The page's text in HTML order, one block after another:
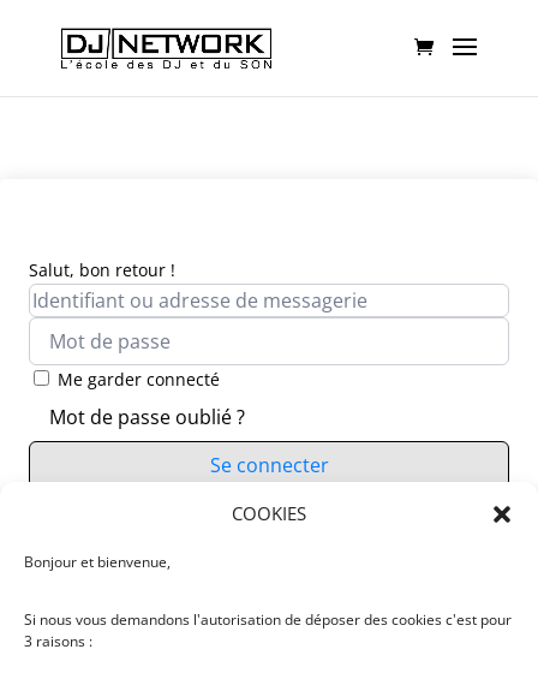
COOKIES
Bonjour et bienvenue,
Si nous vous demandons l'autorisation de déposer des cookies c'est pour
3 raisons :
Salut, bon retour !
Me garder connecté
Mot de passe oublié ?
Se connecter
Vous n’avez pas de compte ?